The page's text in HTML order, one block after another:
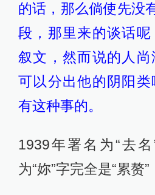
的话，那么倘使先没
段，那里来的谈话
叙文，然而说的人尚
可以分出他的阴阳
有这种事的。
1939年署名为“去
为“妳”字完全是“累赘”